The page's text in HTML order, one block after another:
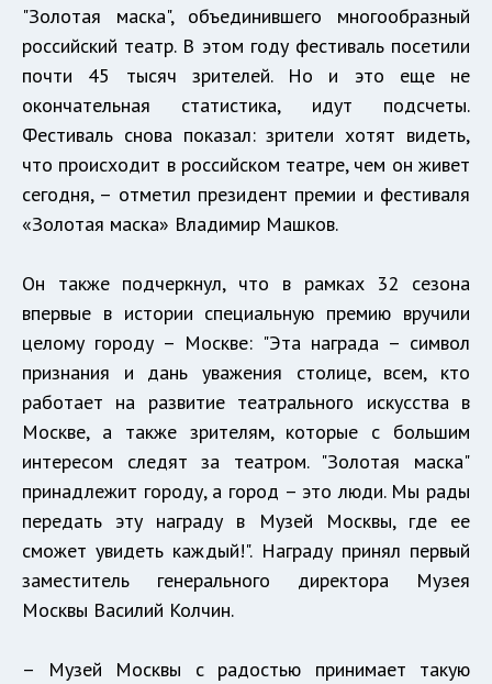
"Золотая маска", объединившего многообразный
российский театр. В этом году фестиваль посетили
почти 45 тысяч зрителей. Но и это еще не
окончательная статистика, идут подсчеты.
Фестиваль снова показал: зрители хотят видеть,
что происходит в российском театре, чем он живет
сегодня, – отметил президент премии и фестиваля
«Золотая маска» Владимир Машков.
Он также подчеркнул, что в рамках 32 сезона
впервые в истории специальную премию вручили
целому городу – Москве: "Эта награда – символ
признания и дань уважения столице, всем, кто
работает на развитие театрального искусства в
Москве, а также зрителям, которые с большим
интересом следят за театром. "Золотая маска"
принадлежит городу, а город – это люди. Мы рады
передать эту награду в Музей Москвы, где ее
сможет увидеть каждый!". Награду принял первый
заместитель генерального директора Музея
Москвы Василий Колчин.
– Музей Москвы с радостью принимает такую